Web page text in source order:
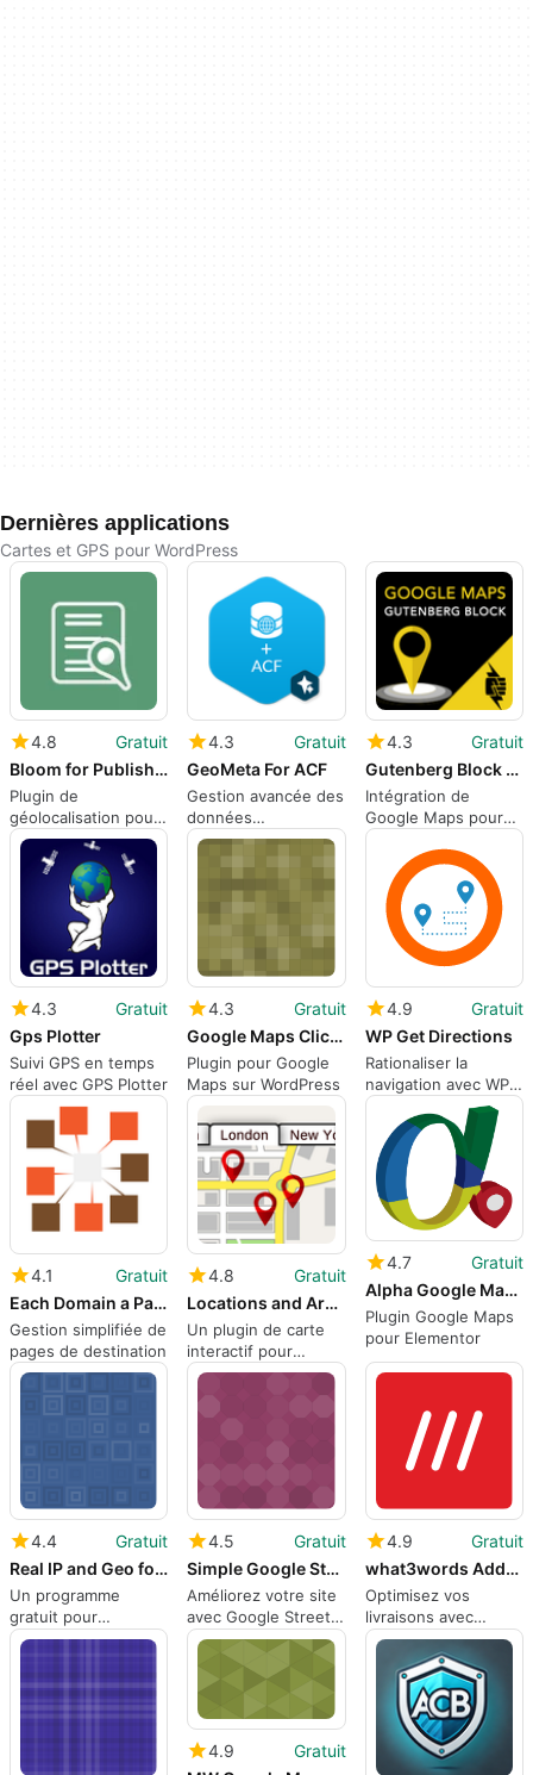
Dernières applications
Cartes et GPS pour WordPress
4.8
Gratuit
Bloom for Publishers
Plugin de
géolocalisation pour
WordPress
4.3
Gratuit
GeoMeta For ACF
Gestion avancée des
données
géographiques
4.3
Gratuit
Gutenberg Block For Google Maps Embed By Pantheon
Intégration de
Google Maps pour
WordPress
4.3
Gratuit
Gps Plotter
Suivi GPS en temps
réel avec GPS Plotter
4.3
Gratuit
Google Maps Click039n Load for Divi GDPR
Plugin pour Google
Maps sur WordPress
4.9
Gratuit
WP Get Directions
Rationaliser la
navigation avec WP
Get Directions
4.1
Gratuit
Each Domain a Page
Gestion simplifiée de
pages de destination
4.8
Gratuit
Locations and Areas 8211 Leaflet Map with Region Tabs
Un plugin de carte
interactif pour
WordPress
4.7
Gratuit
Alpha Google Map For Elementor
Plugin Google Maps
pour Elementor
4.4
Gratuit
Real IP and Geo for Cloudflare
Un programme
gratuit pour
WordPress, par
4.5
Gratuit
Simple Google Street View
Améliorez votre site
avec Google Street
View simple
4.9
Gratuit
what3words Address Field
Optimisez vos
livraisons avec
what3words
4.9
Gratuit